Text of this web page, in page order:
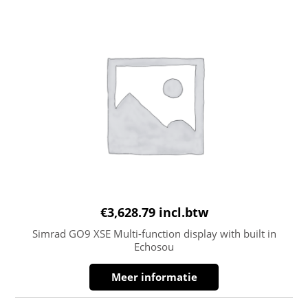
€3,628.79 incl.btw
Simrad GO9 XSE Multi-function display with built in
Echosou
Meer informatie